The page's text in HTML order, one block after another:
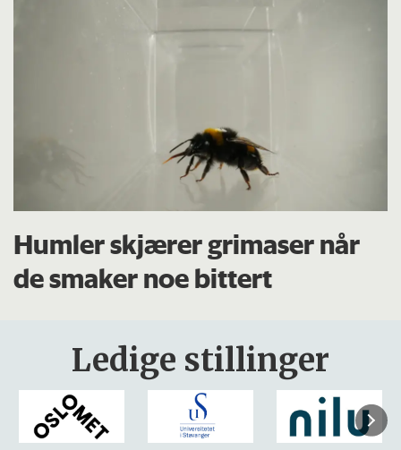
Humler skjærer grimaser når
de smaker noe bittert
Ledige stillinger